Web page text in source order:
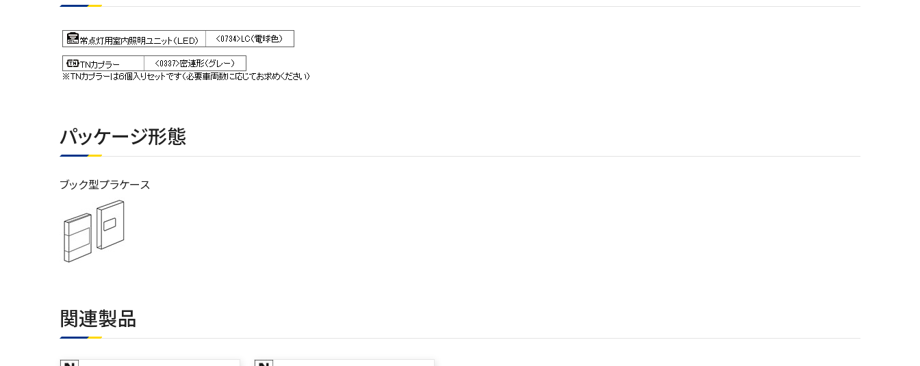
パッケージ形態
ブック型プラケース
関連製品